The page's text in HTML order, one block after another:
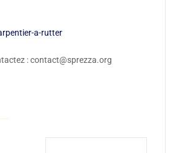
a-rutter
: contact@sprezza.org